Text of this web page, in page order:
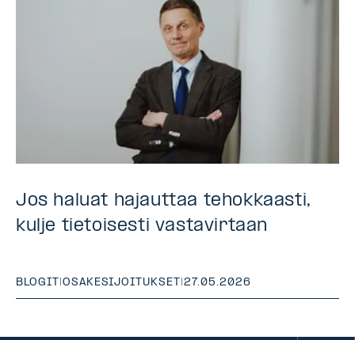
Jos haluat hajauttaa tehokkaasti,
kulje tietoisesti vastavirtaan
BLOGIT OSAKESIJOITUKSET |27.05.2026